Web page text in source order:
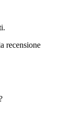
recensione